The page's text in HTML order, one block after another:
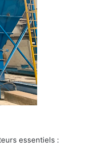
essentiels :